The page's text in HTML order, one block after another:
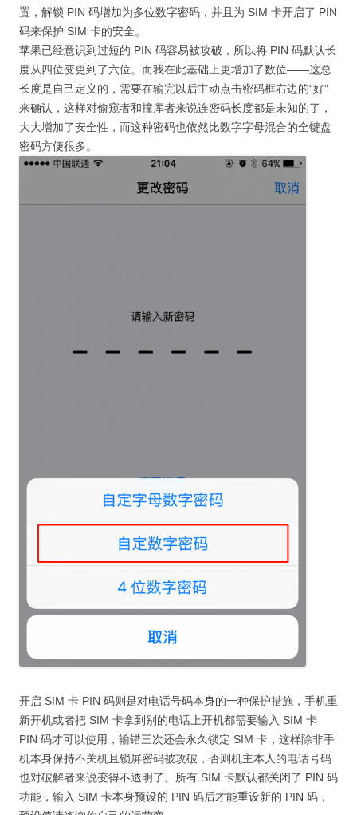
置，解锁 PIN 码增加为多位数字密码，并且为 SIM 卡开启了 PIN
码来保护 SIM 卡的安全。
苹果已经意识到过短的 PIN 码容易被攻破，所以将 PIN 码默认长
度从四位变更到了六位。而我在此基础上更增加了数位——这总
长度是自己定义的，需要在输完以后主动点击密码框右边的“好”
来确认，这样对偷窥者和撞库者来说连密码长度都是未知的了，
大大增加了安全性，而这种密码也依然比数字字母混合的全键盘
密码方便很多。
开启 SIM 卡 PIN 码则是对电话号码本身的一种保护措施，手机重
新开机或者把 SIM 卡拿到别的电话上开机都需要输入 SIM 卡
PIN 码才可以使用，输错三次还会永久锁定 SIM 卡，这样除非手
机本身保持不关机且锁屏密码被攻破，否则机主本人的电话号码
也对破解者来说变得不透明了。所有 SIM 卡默认都关闭了 PIN 码
功能，输入 SIM 卡本身预设的 PIN 码后才能重设新的 PIN 码，